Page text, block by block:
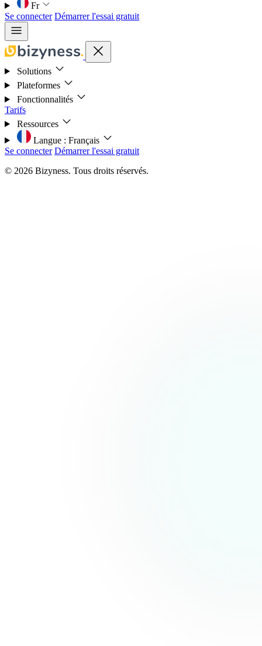
Fr
Se connecter Démarrer l'essai gratuit
Solutions
Plateformes
Fonctionnalités
Tarifs
Ressources
Langue : Français
Se connecter Démarrer l'essai gratuit
© 2026 Bizyness. Tous droits réservés.